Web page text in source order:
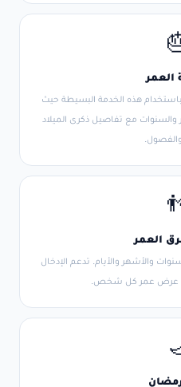
العمر
هذه الخدمة البسيطة حيث
والسنوات مع تفاصيل ذكرى الميلاد
والفصول.
العمر
والأشهر والأيام. تدعم الإدخال
مع عرض عمر كل شخص.